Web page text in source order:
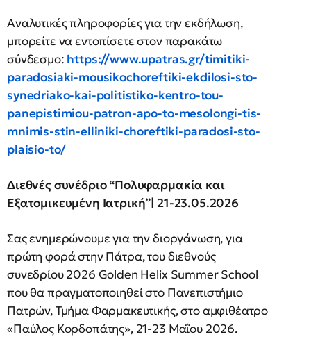
Αναλυτικές πληροφορίες για την εκδήλωση,
μπορείτε να εντοπίσετε στον παρακάτω
σύνδεσμο: https://www.upatras.gr/timitiki-
paradosiaki-mousikochoreftiki-ekdilosi-sto-
synedriako-kai-politistiko-kentro-tou-
panepistimiou-patron-apo-to-mesolongi-tis-
mnimis-stin-elliniki-choreftiki-paradosi-sto-
plaisio-to/
Διεθνές συνέδριο “Πολυφαρμακία και
Εξατομικευμένη Ιατρική”| 21-23.05.2026
Σας ενημερώνουμε για την διοργάνωση, για
πρώτη φορά στην Πάτρα, του διεθνούς
συνεδρίου 2026 Golden Helix Summer School
που θα πραγματοποιηθεί στο Πανεπιστήμιο
Πατρών, Τμήμα Φαρμακευτικής, στο αμφιθέατρο
«Παύλος Κορδοπάτης», 21-23 Μαΐου 2026.